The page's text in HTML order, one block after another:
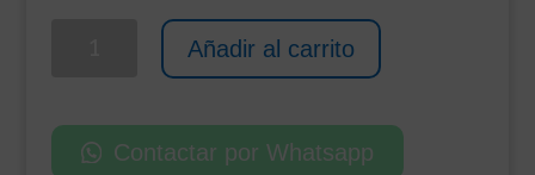
115,00€.85,00€.
cm
Roble
Añadir al carrito
Contactar por Whatsapp